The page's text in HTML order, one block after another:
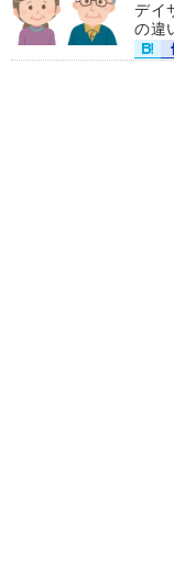
デイ
の違